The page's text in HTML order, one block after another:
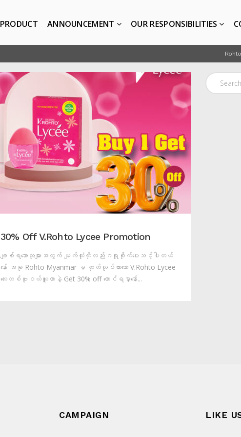
PRODUCT ANNOUNCEMENT OUR RESPONSIBILITIES
30% Off V.Rohto Lycee Promotion
ချစ်ရသောသူများအတွက် မျက်လုံးကိုလည်းဂရုစိုက်ပေးသင့်ပါတယ်
နော် အခု Rohto Myanmar မှ ထုတ်လုပ်ထားသော V.Rohto Lycee
လေးတစ်ဗူးဝယ်ယူတာနဲ့ Get 30% off တောင်ရမှာနော်...
CAMPAIGN LIKE